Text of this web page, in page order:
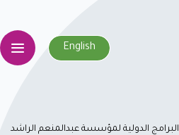
English
البرامج الدولية لمؤسسة عبدالمنعم الراشد